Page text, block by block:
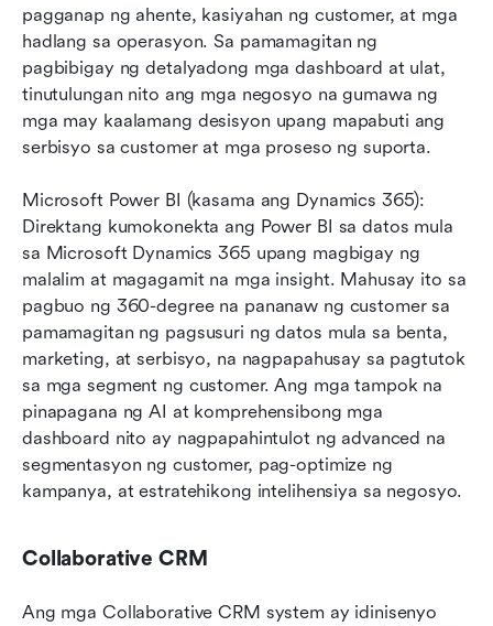
pagganap ng ahente, kasiyahan ng customer, at mga
hadlang sa operasyon. Sa pamamagitan ng
pagbibigay ng detalyadong mga dashboard at ulat,
tinutulungan nito ang mga negosyo na gumawa ng
mga may kaalamang desisyon upang mapabuti ang
serbisyo sa customer at mga proseso ng suporta.
Microsoft Power BI (kasama ang Dynamics 365):
Direktang kumokonekta ang Power BI sa datos mula
sa Microsoft Dynamics 365 upang magbigay ng
malalim at magagamit na mga insight. Mahusay ito sa
pagbuo ng 360-degree na pananaw ng customer sa
pamamagitan ng pagsusuri ng datos mula sa benta,
marketing, at serbisyo, na nagpapahusay sa pagtutok
sa mga segment ng customer. Ang mga tampok na
pinapagana ng AI at komprehensibong mga
dashboard nito ay nagpapahintulot ng advanced na
segmentasyon ng customer, pag-optimize ng
kampanya, at estratehikong intelihensiya sa negosyo.
Collaborative CRM
Ang mga Collaborative CRM system ay idinisenyo